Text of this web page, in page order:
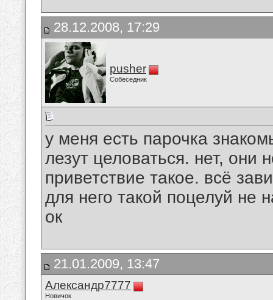
28.12.2008, 17:29
pusher
Собеседник
у меня есть парочка
лезут целоваться. нет, они
приветствие такое. всё
для него такой поцелуй не
ок
21.01.2009, 13:47
Александр7777
Новичок